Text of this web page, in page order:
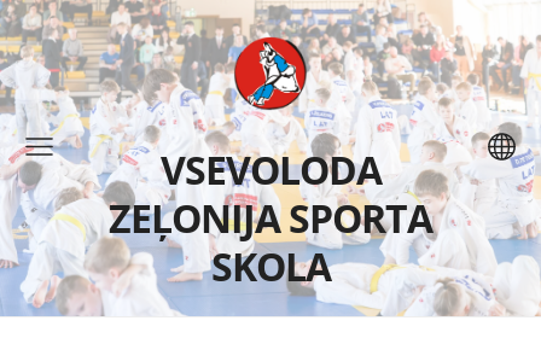
VSEVOLODA
ZEĻONIJA SPORTA
SKOLA